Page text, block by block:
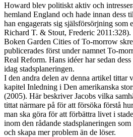
Howard blev politiskt aktiv och
hemland England och hade innan dess
han engagerats sig själsförsörjning som
Richard T. & Stout, Frederic 2011:328).
Boken Garden Cities of To-morrow
publicerades först under namnet To-
Real Reform. Hans idéer har sedan
idag stadsplaneringen.
I den andra delen av denna artikel tittar
kapitel Inledning i Den amerikanska
(2005). Här beskriver Jacobs vilka
tittat närmare på för att försöka förstå
man ska göra för att förbättra livet i
inom den rådande stadsplaneringen
och skapa mer problem än de löser.